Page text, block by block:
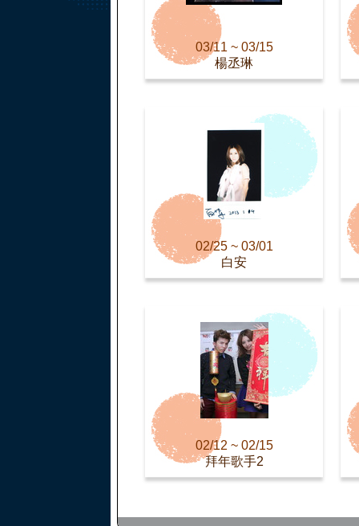
03/11 ~ 03/15
楊丞琳
02/25 ~ 03/01
白安
02/12 ~ 02/15
拜年歌手2